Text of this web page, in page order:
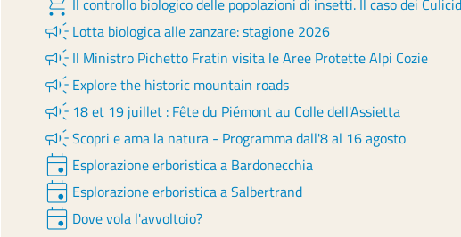
Il controllo biologico delle popolazioni di insetti. Il caso dei
campaign Lotta biologica alle zanzare: stagione 2026
campaign Il Ministro Pichetto Fratin visita le Aree Protette Alpi Cozie
campaign Explore the historic mountain roads
campaign 18 et 19 juillet : Fête du Piémont au Colle dell'Assietta
campaignScopri e ama la natura - Programma dall'8 al 16 agosto
event Esplorazione erboristica a Bardonecchia
event Esplorazione erboristica a Salbertrand
event Dove vola l'avvoltoio?